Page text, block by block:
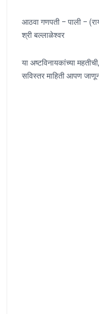
आठवा गणपती – पाली –
श्री बल्लाळेश्वर
या अष्टविनायकांच्या महतीची,
सविस्तर माहिती आपण